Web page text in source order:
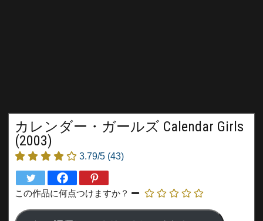
カレンダー・ガールズ Calendar Girls
(2003)
3.79/5 (43)
この作品に何点つけますか？